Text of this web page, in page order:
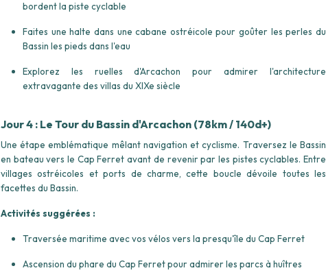
bordent la piste cyclable
Faites une halte dans une cabane ostréicole pour goûter les perles du
Bassin les pieds dans l'eau
Explorez les ruelles d'Arcachon pour admirer l'architecture
extravagante des villas du XIXe siècle
Jour 4 : Le Tour du Bassin d'Arcachon (78km / 140d+)
Une étape emblématique mêlant navigation et cyclisme. Traversez le Bassin
en bateau vers le Cap Ferret avant de revenir par les pistes cyclables. Entre
villages ostréicoles et ports de charme, cette boucle dévoile toutes les
facettes du Bassin.
Activités suggérées :
Traversée maritime avec vos vélos vers la presqu'île du Cap Ferret
Ascension du phare du Cap Ferret pour admirer les parcs à huîtres